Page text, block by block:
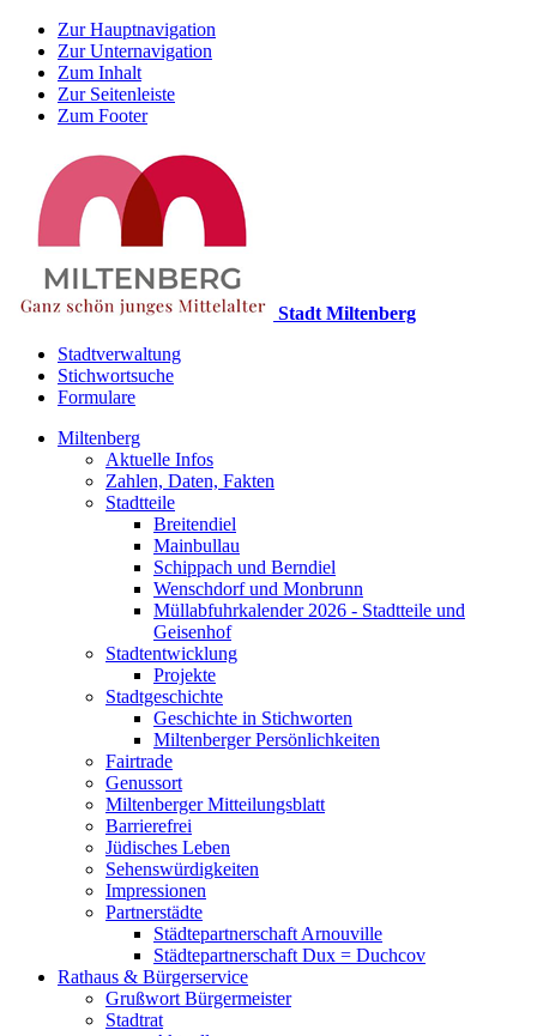
Zur Hauptnavigation
Zur Unternavigation
Zum Inhalt
Zur Seitenleiste
Zum Footer
Stadt Miltenberg
Stadtverwaltung
Stichwortsuche
Formulare
Miltenberg
Aktuelle Infos
Zahlen, Daten, Fakten
Stadtteile
Breitendiel
Mainbullau
Schippach und Berndiel
Wenschdorf und Monbrunn
Müllabfuhrkalender 2026 - Stadtteile und
Geisenhof
Stadtentwicklung
Projekte
Stadtgeschichte
Geschichte in Stichworten
Miltenberger Persönlichkeiten
Fairtrade
Genussort
Miltenberger Mitteilungsblatt
Barrierefrei
Jüdisches Leben
Sehenswürdigkeiten
Impressionen
Partnerstädte
Städtepartnerschaft Arnouville
Städtepartnerschaft Dux = Duchcov
Rathaus & Bürgerservice
Grußwort Bürgermeister
Stadtrat